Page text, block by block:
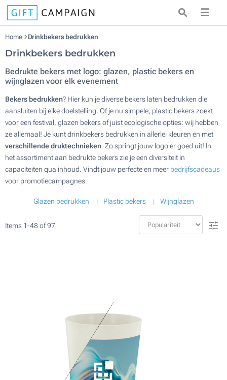
☰
Home Drinkbekers bedrukken
Drinkbekers bedrukken
Bedrukte bekers met logo: glazen, plastic bekers en
wijnglazen voor elk evenement
Bekers bedrukken? Hier kun je diverse bekers laten bedrukken die
aansluiten bij elke doelstelling. Of je nu simpele, plastic bekers zoekt
voor een festival, glazen bekers of juist ecologische opties: wij hebben
ze allemaal! Je kunt drinkbekers bedrukken in allerlei kleuren en met
verschillende druktechnieken. Zo springt jouw logo er goed uit! In
het assortiment aan bedrukte bekers zie je een diversiteit in
capaciteiten qua inhoud. Vindt jouw perfecte en meer bedrijfscadeaus
voor promotiecampagnes.
Glazen bedrukken Plastic bekers Wijnglazen
Items 1-48of97